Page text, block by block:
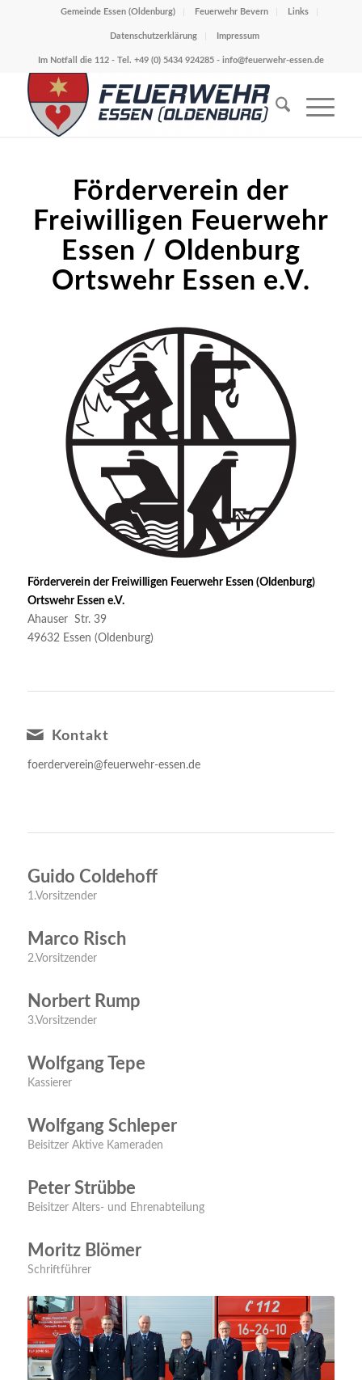
Gemeinde Essen (Oldenburg) Feuerwehr Bevern Links
Datenschutzerklärung Impressum
Im Notfall die 112 - Tel. +49 (0) 5434 924285 - info@feuerwehr-essen.de
Förderverein der
Freiwilligen Feuerwehr
Essen / Oldenburg
Ortswehr Essen e.V.
Förderverein der Freiwilligen Feuerwehr Essen (Oldenburg)
Ortswehr Essen e.V.
Ahauser Str. 39
49632 Essen (Oldenburg)
Kontakt
foerderverein@feuerwehr-essen.de
Guido Coldehoff
1.Vorsitzender
Marco Risch
2.Vorsitzender
Norbert Rump
3.Vorsitzender
Wolfgang Tepe
Kassierer
Wolfgang Schleper
Beisitzer Aktive Kameraden
Peter Strübbe
Beisitzer Alters- und Ehrenabteilung
Moritz Blömer
Schriftführer